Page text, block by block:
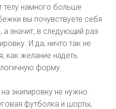
телу намного больше
вы почувствуете себя
значит, в следующий раз
И да, ничто так не
как желание надеть
форму.
экипировку не нужно.
футболка и шорты,